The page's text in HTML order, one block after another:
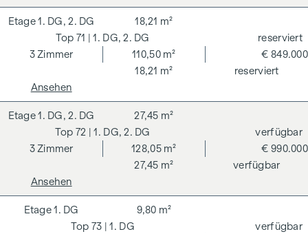
71 | 1. DG, 2. DG
1. DG, 2. DG
3Zimmer 110,50 m²
18,21 m²
18,21 m²
€ 849.000
reserviert
reserviert
Ansehen
72 | 1. DG, 2. DG
1. DG, 2. DG
3Zimmer 128,05 m²
27,45 m²
27,45 m²
€ 990.000
verfügbar
verfügbar
Ansehen
73 | 1. DG
1. DG 9,80 m²
verfügbar